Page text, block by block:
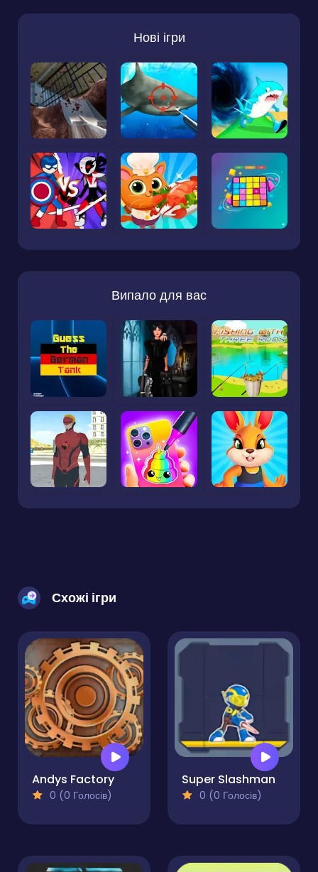
Нові ігри
Випало для вас
Схожі ігри
Andys Factory
0 (0 Голосів)
Super Slashman
0 (0 Голосів)